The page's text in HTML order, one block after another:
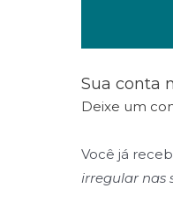
Sua conta
Deixe um
Você já
irregular nas